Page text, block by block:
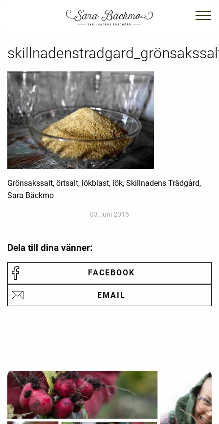
Grönsakssalt, örtsalt, lökblast, lök, Skillnadens Trädgård,
Sara Bäckmo
03. juni 2015
Dela till dina vänner:
FACEBOOK
EMAIL